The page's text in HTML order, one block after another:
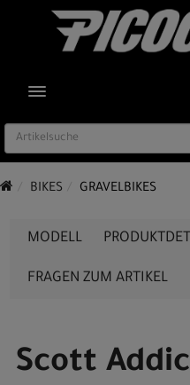
TOGGLE NAVIGATION
BIKES GRAVELBIKES
MODELL
FRAGEN ZUM ARTIKEL
Scott